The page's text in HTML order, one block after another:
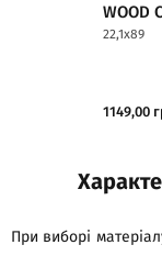
WOOD
22,1x89
1149,00
При виборі